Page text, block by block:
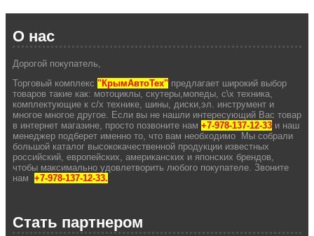
О нас
Дорогой покупатель,
Торговый комплекс "КрымАвтоТех" предлагает широкий выбор
товаров такие как: мотоциклы, скутеры,мопеды, с\х техника,
комплектующие к с/х технике, шины, диски,эл. инструмент и
многое многое другое. Если вы не нашли интересующий Вас товар
в интернет магазине, просто позвоните нам +7-978-137-12-33 и наш
менеджер подберет именно то, что вам необходимо Мы собрали
большой каталог высококачественной продукции известных
российский, европейских, американских и японских брендов,
чтобы максимально удовлетворить любого покупателе. Звоните
нам +7-978-137-12-33.
Стать партнером